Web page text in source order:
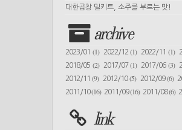
대한곱창 밀키트, 소주를 부르는 맛!
archive
2023/01 (1) 2022/12(1) 2022/11(1)
2018/05 (2) 2017/07(1) 2017/06(3)
2012/11(9) 2012/10(5) 2012/09(6)
2011/10(16) 2011/09(16) 2011/08(6)
link